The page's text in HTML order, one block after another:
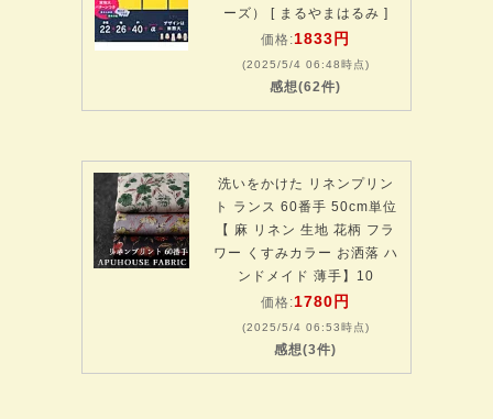
ーズ） [ まるやまはるみ ]
価格:1833円
(2025/5/4 06:48時点)
感想(62件)
洗いをかけた リネンプリン
ト ランス 60番手 50cm単位
【 麻 リネン 生地 花柄 フラ
ワー くすみカラー お洒落 ハ
ンドメイド 薄手】10
価格:1780円
(2025/5/4 06:53時点)
感想(3件)